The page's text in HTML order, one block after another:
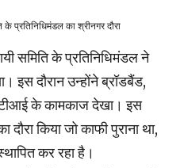
के प्रतिनिधिमंडल का श्रीनगर दौरा
समिति के प्रतिनिधिमंडल ने
इस दौरान उन्होंने ब्रॉडबैंड,
के कामकाज देखा। इस
किया जो काफी पुराना था,
कर रहा है।